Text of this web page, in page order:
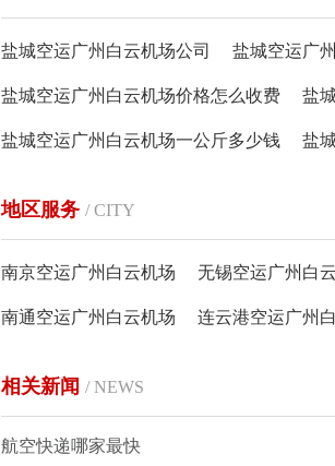
盐城空运广州白云机场公司 盐城空运广
盐城空运广州白云机场价格怎么收费 盐
盐城空运广州白云机场一公斤多少钱 盐
地区服务 / CITY
南京空运广州白云机场 无锡空运广州白
南通空运广州白云机场 连云港空运广州
相关新闻 / NEWS
航空快递哪家最快